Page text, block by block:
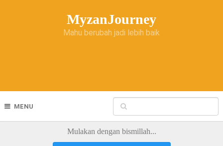
MyzanJourney
Mahu berubah jadi lebih baik
MENU
Mulakan dengan bismillah...